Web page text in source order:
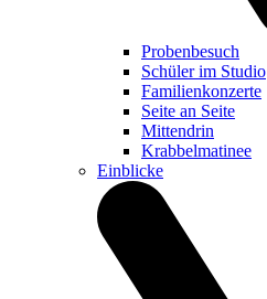
Probenbesuch
Schüler im Studio
Familienkonzerte
Seite an Seite
Mittendrin
Krabbelmatinee
Einblicke